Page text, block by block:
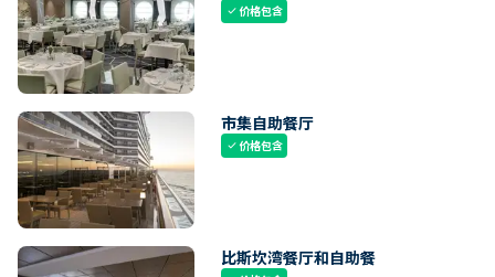
check价格包含
市集自助餐厅
check价格包含
比斯坎湾餐厅和自助餐